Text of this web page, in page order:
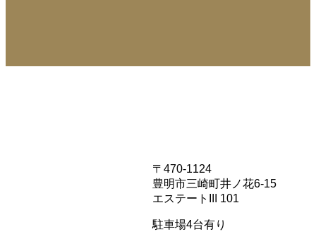
〒470-1124
豊明市三崎町井ノ花6-15
エステートIII 101
駐車場4台有り